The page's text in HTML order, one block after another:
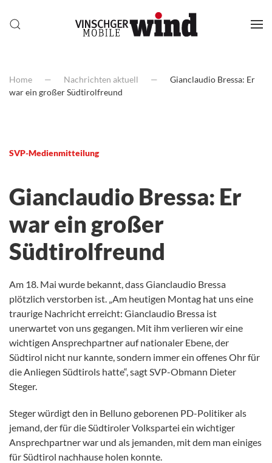
Home Nachrichten aktuell
Gianclaudio Bressa: Er
war ein großer Südtirolfreund
SVP-Medienmitteilung
Gianclaudio Bressa: Er
war ein großer
Südtirolfreund
Am 18. Mai wurde bekannt, dass Gianclaudio Bressa
plötzlich verstorben ist. „Am heutigen Montag hat uns eine
traurige Nachricht erreicht: Gianclaudio Bressa ist
unerwartet von uns gegangen. Mit ihm verlieren wir eine
wichtigen Ansprechpartner auf nationaler Ebene, der
Südtirol nicht nur kannte, sondern immer ein offenes Ohr für
die Anliegen Südtirols hatte“, sagt SVP-Obmann Dieter
Steger.
Steger würdigt den in Belluno geborenen PD-Politiker als
jemand, der für die Südtiroler Volkspartei ein wichtiger
Ansprechpartner war und als jemanden, mit dem man einiges
für Südtirol nachhause holen konnte.